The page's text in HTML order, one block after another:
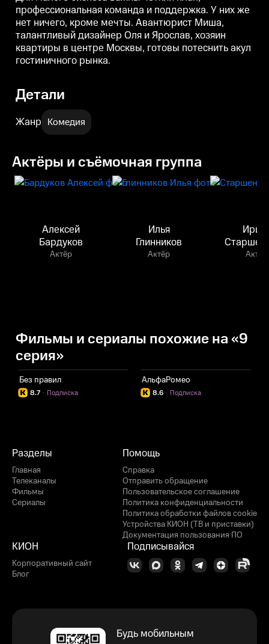
профессиональная команда и поддержка. У них же
нет ничего, кроме мечты. Авантюрист Миша,
талантливый дизайнер Оля и Ярослав, хозяин
квартиры в центре Москвы, готовы потеснить акул
гостиничного рынка.
Детали
Жанр Комедия
Актёры и съёмочная группа
Алексей
Бардуков
Актёр
Илья
Глинников
Актёр Актёр
Фильмы и сериалы похожие на «9
серия»
Без правил
8.7 Подписка
·
АльфаРомео
8.6 Подписка
·
Разделы
Главная
Телеканалы
Фильмы
Сериалы
Помощь
Справка
Отправить обращение
Пользовательское соглашение
Политика конфиденциальности
Политика обработки файлов cookie
Устройства КИОН (ТВ и приставки)
Документация пользования ПО
КИОН
Корпоративный сайт
Блог
Подписывайся
Будь мобильным